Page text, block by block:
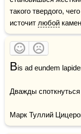
такого твердого,
источит любой
Bis ad eundem
Дважды
Марк Туллий